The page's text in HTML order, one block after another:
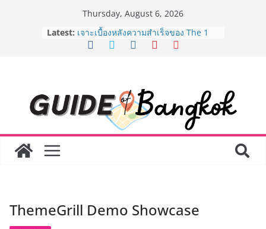
Thursday, August 6, 2026
Latest: ครั้งแรกของไทย ส่งอุปกรณ์วิทยาศาสตร์
“CE-7 MATCH” ฝีมือคนไทย ร่วมภารกิจ
Phenomenon ของไทย เมื่อ
Experience-driven Loyalty พลิก
“ประสบการณ์” สู่แรงขับเคลื่อนการใช้
จ่าย ผสาน Ecosystem ที่แข็งแกร่งของ
กลุ่มเซ็นทรัล สร้างยอดขายสูงสุดในรอบ
BEDO เดินหน้าจัดกิจกรรมเจรจาธุรกิจ
ThemeGrill Demo Showcase